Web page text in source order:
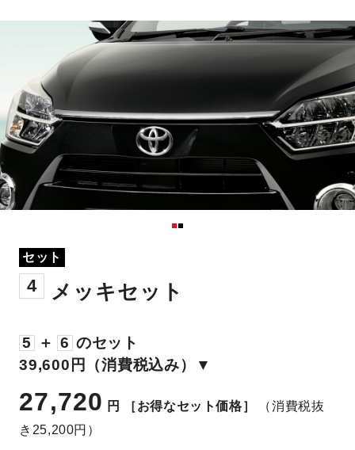
セット
4 メッキセット
5 ＋ 6 のセット
39,600円（消費税込み）▼
27,720 円 ［お得なセット価格］
（消費税抜
き25,200円）